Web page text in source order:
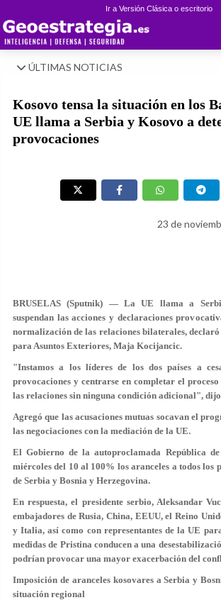
Ir a Versión Clásica o escritorio
ÚLTIMAS NOTICIAS
Kosovo tensa la situación en los
UE llama a Serbia y Kosovo a
provocaciones
23 de
BRUSELAS (Sputnik) — La UE llama a
suspendan las acciones y declaraciones
normalización de las relaciones bilaterales,
para Asuntos Exteriores, Maja Kocijancic.
"Instamos a los líderes de los dos países a
provocaciones y centrarse en completar el
las relaciones sin ninguna condición adicional",
Agregó que las acusaciones mutuas socavan el
las negociaciones con la mediación de la UE.
El Gobierno de la autoproclamada República
miércoles del 10 al 100% los aranceles a todos los
de Serbia y Bosnia y Herzegovina.
En respuesta, el presidente serbio, Aleksandar
embajadores de Rusia, China, EEUU, el Reino
y Italia, así como con representantes de la UE
medidas de Pristina conducen a una
podrían provocar una mayor exacerbación del
Imposición de aranceles kosovares a Serbia y
situación regional